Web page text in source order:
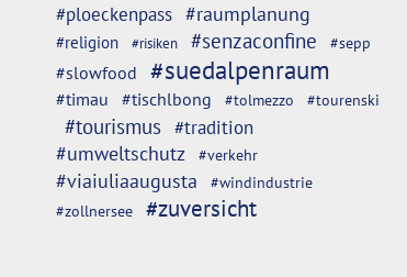
#ploeckenpass #raumplanung
#religion #risiken #senzaconfine #sepp
#slowfood #suedalpenraum
#timau #tischlbong #tolmezzo #tourenski
#tourismus #tradition
#umweltschutz
#verkehr
#viaiuliaaugusta #windindustrie
#zollnersee #zuversicht